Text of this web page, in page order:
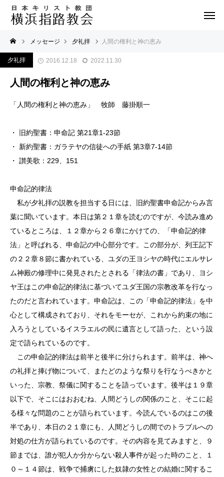
メッセージ 夕礼拝 人間の権利と神の恵み
夕礼拝 2016.12.18 2022.11.30
人間の権利と神の恵み
「人間の権利と神の恵み」 牧師 藤掛順一
・ 旧約聖書：申命記 第21章1-23節
・ 新約聖書：ガラテヤの信徒への手紙 第3章7-14節
・ 讃美歌：229、151
申命記的律法
私が夕礼拝の説教を担当する日には、旧約聖書申命記からみ言
葉に聞いています。本日は第２１章を読むのですが、今読み進め
ているところは、１２章から２６章にかけての、「申命記的律
法」と呼ばれる、申命記の中心部分です。この部分が、列王記下
の２２章８節に書かれている、ユダの王ヨシヤの時代にエルサレ
ム神殿の修理中に発見されたとされる「律法の書」であり、ヨシ
ヤ王はこの申命記的律法に基づいてユダ王国の宗教改革を行なっ
たのだと言われています。申命記は、この「申命記的律法」を中
心として構成されており、それをモーセが、これから約束の地に
入ろうとしているイスラエルの民に遺言として語った、という設
定で語られているのです。
この申命記的律法は前半と後半に分けられます。前半は、神へ
の礼拝と捧げ物について、またどのような祭りを行なうべきかと
いった、宗教、祭儀に関することを語っています。後半は１９章
以下で、そこにはおおむね、人間どうしの関係のこと、そこに起
る様々な問題のことが語られています。今読んでいるのはこの後
半であり、本日の２１章にも、人間どうしの間でのトラブルへの
対処の仕方が語られているのです。その内容を見てみますと、９
節までは、誰が犯人か分からない殺人事件が起った時のこと、１
０～１４節は、戦争で捕虜にした奴隷の女性との結婚に関するこ